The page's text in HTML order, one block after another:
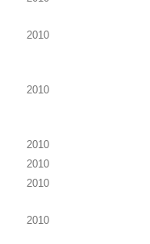
2010
2010
2010
2010
2010
2010